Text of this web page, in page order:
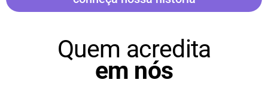
Quem acredita
em nós